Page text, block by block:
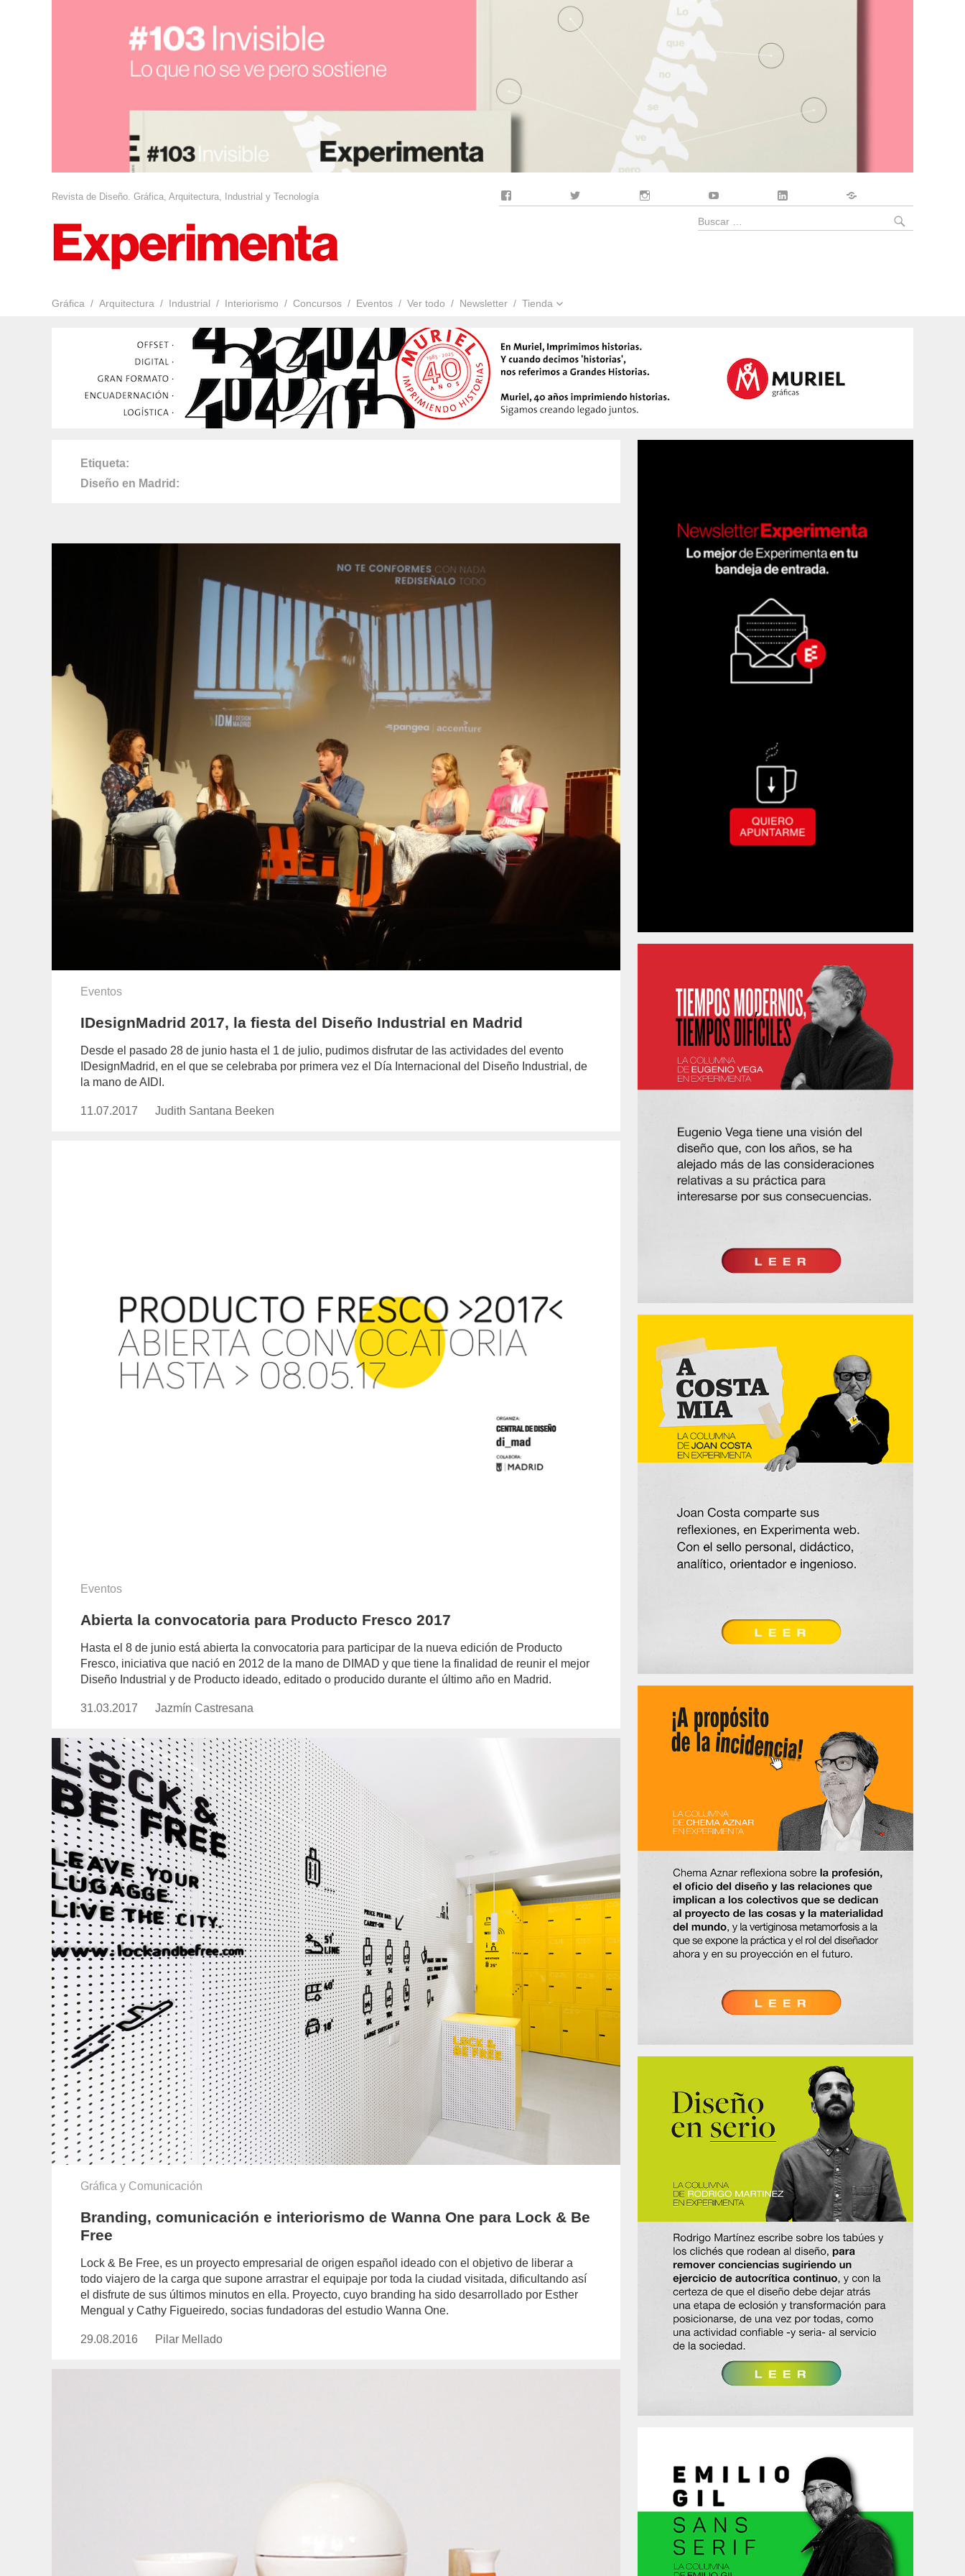
Revista de Diseño. Gráfica, Arquitectura, Industrial y Tecnología
Gráfica Arquitectura Industrial Interiorismo Concursos Eventos Ver todo Newsletter Tienda
Buscar
Etiqueta
Diseño en Madrid
Eventos
IDesignMadrid 2017, la fiesta del Diseño Industrial en Madrid
Desde el pasado 28 de junio hasta el 1 de julio, pudimos disfrutar de las actividades del evento
IDesignMadrid, en el que se celebraba por primera vez el Día Internacional del Diseño Industrial, de
la mano de AIDI.
Publicado
11.07.2017
https://www.experimenta.es/author/judith-
Judith Santana Beeken
Eventos
Abierta la convocatoria para Producto Fresco 2017
Hasta el 8 de junio está abierta la convocatoria para participar de la nueva edición de Producto
Fresco, iniciativa que nació en 2012 de la mano de DIMAD y que tiene la finalidad de reunir el mejor
Diseño Industrial y de Producto ideado, editado o producido durante el último año en Madrid.
Publicado
31.03.2017
https://www.experimenta.es/author/jazmin-
Jazmín Castresana
Gráfica y Comunicación
Branding, comunicación e interiorismo de Wanna One para Lock & Be
Free
Lock & Be Free, es un proyecto empresarial de origen español ideado con el objetivo de liberar a
todo viajero de la carga que supone arrastrar el equipaje por toda la ciudad visitada, dificultando así
el disfrute de sus últimos minutos en ella. Proyecto, cuyo branding ha sido desarrollado por Esther
Mengual y Cathy Figueiredo, socias fundadoras del estudio Wanna One.
Publicado
29.08.2016
https://www.experimenta.es/author/pilar-
Pilar Mellado